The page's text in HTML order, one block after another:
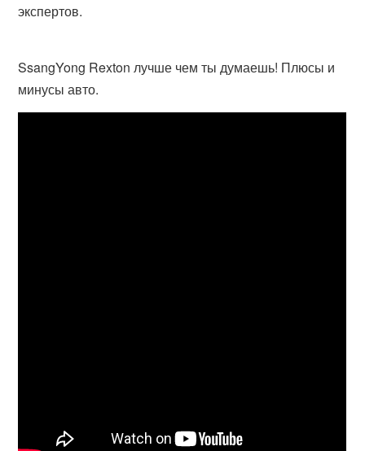
экспертов.
SsangYong Rexton лучше чем ты думаешь! Плюсы и
минусы авто.